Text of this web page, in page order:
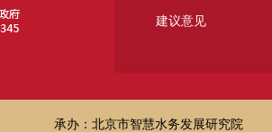
建议意见
承办：北京市智慧水务发展研究院